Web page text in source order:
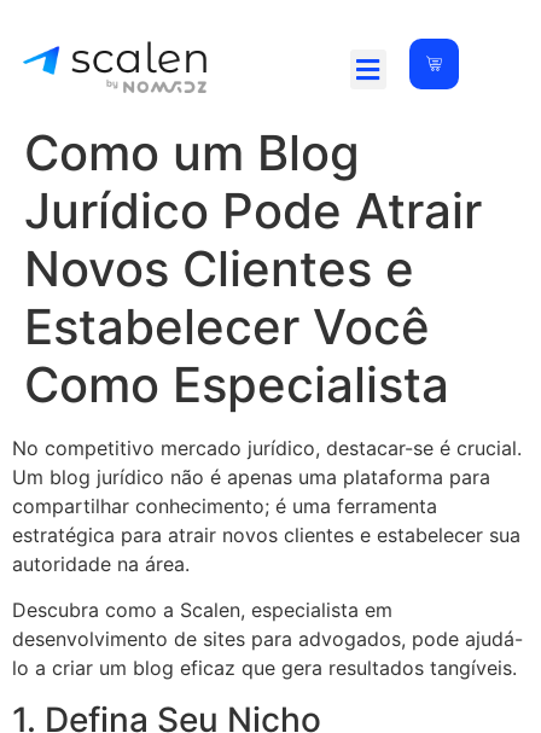
Como um Blog
Jurídico Pode Atrair
Novos Clientes e
Estabelecer Você
Como Especialista
No competitivo mercado jurídico, destacar-se é crucial.
Um blog jurídico não é apenas uma plataforma para
compartilhar conhecimento; é uma ferramenta
estratégica para atrair novos clientes e estabelecer sua
autoridade na área.
Descubra como a Scalen, especialista em
desenvolvimento de sites para advogados, pode ajudá-
lo a criar um blog eficaz que gera resultados tangíveis.
1. Defina Seu Nicho